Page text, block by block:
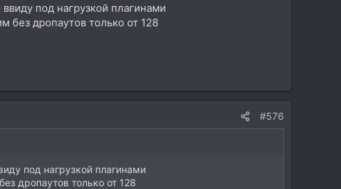
под нагрузкой плагинами
без дропаутов только от 128
#576
под нагрузкой плагинами
дропаутов только от 128